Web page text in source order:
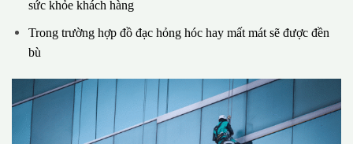
sức khỏe khách hàng
Trong trường hợp đồ đạc hỏng hóc hay mất mát sẽ được đền
bù